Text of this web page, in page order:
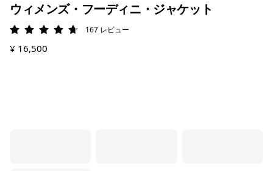
ウィメンズ・フーディニ・ジャケット
評価: 4.7 / 5167 レビュー
¥ 16,500